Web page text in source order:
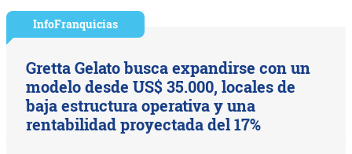
InfoFranquicias
Gretta Gelato busca expandirse con un
modelo desde US$ 35.000, locales de
baja estructura operativa y una
rentabilidad proyectada del 17%